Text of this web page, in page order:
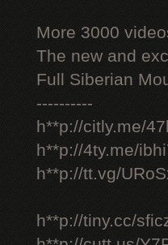
More 3000
The new and
Full Siberian
----------
h**p://citly.me/
h**p://4ty.me/
h**p://tt.vg/
h**p://tiny.cc/